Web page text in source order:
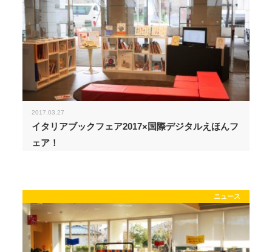
2017.03.27
イタリアブックフェア2017×国際デジタルえほんフ
ェア！
ニュース